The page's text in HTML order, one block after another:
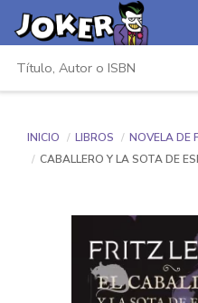
INICIO LIBROS
NOVELA DE
CABALLERO Y LA SOTA DE